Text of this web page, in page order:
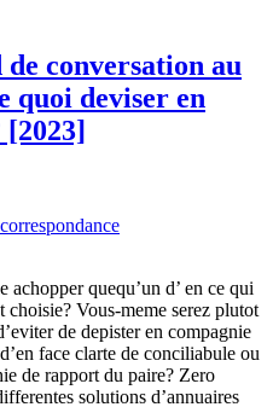
de conversation au
quoi deviser en
achopper quequ’un d’ en ce qui
Vous-meme serez plutot
de depister en compagnie
face clarte de conciliabule ou
de rapport du paire? Zero
solutions d’annuaires